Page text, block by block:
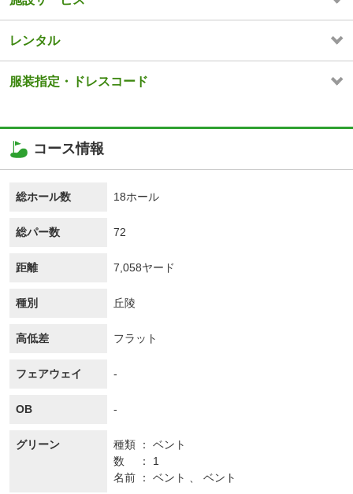
レンタル
服装指定・ドレスコード
コース情報
総ホール数 18ホール
総パー数 72
距離 7,058ヤード
種別 丘陵
高低差 フラット
フェアウェイ -
OB -
グリーン 種類
ベント
数
1
名前
ベント 、 ベント